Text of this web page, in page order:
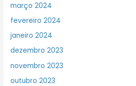
março 2024
fevereiro 2024
janeiro 2024
dezembro 2023
novembro 2023
outubro 2023